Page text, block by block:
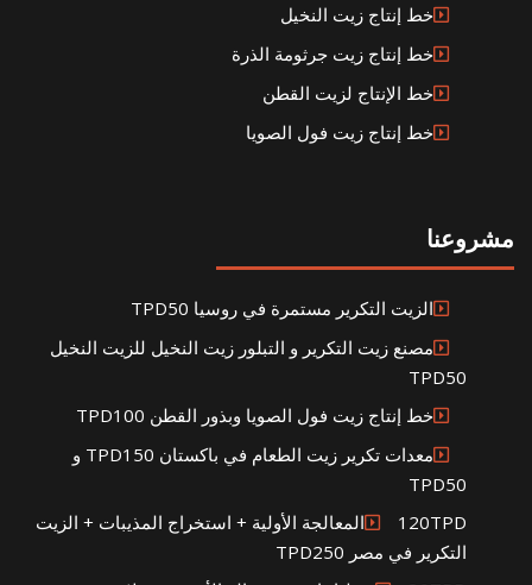
خط إنتاج زيت النخيل
خط إنتاج زيت جرثومة الذرة
خط الإنتاج لزيت القطن
خط إنتاج زيت فول الصويا
مشروعنا
الزيت التكرير مستمرة في روسيا TPD50
مصنع زيت التكرير و التبلور زيت النخيل للزيت النخيل
TPD50
خط إنتاج زيت فول الصويا وبذور القطن TPD100
معدات تكرير زيت الطعام في باكستان TPD150 و
TPD50
120TPDالمعالجة الأولية + استخراج المذيبات + الزيت
التكرير في مصر TPD250